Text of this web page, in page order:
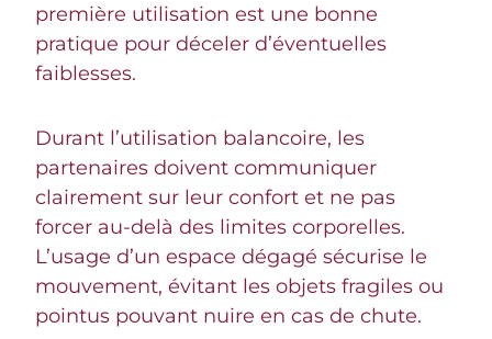
première utilisation est une bonne
pratique pour déceler d’éventuelles
faiblesses.
Durant l’utilisation balancoire, les
partenaires doivent communiquer
clairement sur leur confort et ne pas
forcer au-delà des limites corporelles.
L’usage d’un espace dégagé sécurise le
mouvement, évitant les objets fragiles ou
pointus pouvant nuire en cas de chute.